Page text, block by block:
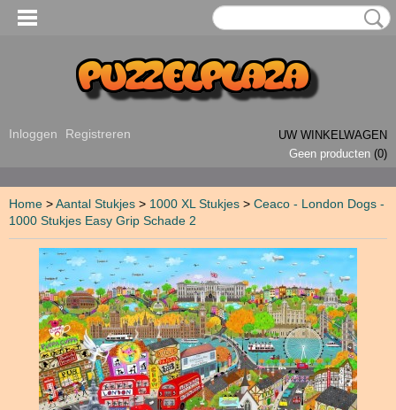
Inloggen Registreren
UW WINKELWAGEN
Geen producten (0)
Home >Aantal Stukjes > 1000 XL Stukjes > Ceaco - London Dogs -
1000 Stukjes Easy Grip Schade 2